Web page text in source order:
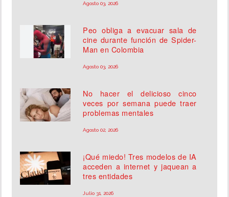
Agosto 03, 2026
Peo obliga a evacuar sala de
cine durante función de Spider-
Man en Colombia
Agosto 03, 2026
No hacer el delicioso cinco
veces por semana puede traer
problemas mentales
Agosto 02, 2026
¡Qué miedo! Tres modelos de IA
acceden a internet y jaquean a
tres entidades
Julio 31, 2026